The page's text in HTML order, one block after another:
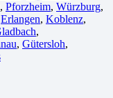
, Pforzheim, Würzburg,
Erlangen⁠, Koblenz,
,
, Gütersloh,